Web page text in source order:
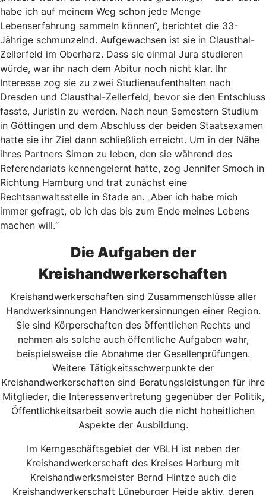
habe ich auf meinem Weg schon jede Menge
Lebenserfahrung sammeln können“, berichtet die 33-
Jährige schmunzelnd. Aufgewachsen ist sie in Clausthal-
Zellerfeld im Oberharz. Dass sie einmal Jura studieren
würde, war ihr nach dem Abitur noch nicht klar. Ihr
Interesse zog sie zu zwei Studienaufenthalten nach
Dresden und Clausthal-Zellerfeld, bevor sie den Entschluss
fasste, Juristin zu werden. Nach neun Semestern Studium
in Göttingen und dem Abschluss der beiden Staatsexamen
hatte sie ihr Ziel dann schließlich erreicht. Um in der Nähe
ihres Partners Simon zu leben, den sie während des
Referendariats kennengelernt hatte, zog Jennifer Smoch in
Richtung Hamburg und trat zunächst eine
Rechtsanwaltsstelle in Stade an. „Aber ich habe mich
immer gefragt, ob ich das bis zum Ende meines Lebens
machen will.“
Die Aufgaben der
Kreishandwerkerschaften
Kreishandwerkerschaften sind Zusammenschlüsse aller
Handwerksinnungen Handwerkersinnungen einer Region.
Sie sind Körperschaften des öffentlichen Rechts und
nehmen als solche auch öffentliche Aufgaben wahr,
beispielsweise die Abnahme der Gesellenprüfungen.
Weitere Tätigkeitsschwerpunkte der
Kreishandwerkerschaften sind Beratungsleistungen für ihre
Mitglieder, die Interessenvertretung gegenüber der Politik,
Öffentlichkeitsarbeit sowie auch die nicht hoheitlichen
Aspekte der Ausbildung.
Im Kerngeschäftsgebiet der VBLH ist neben der
Kreishandwerkerschaft des Kreises Harburg mit
Kreishandwerksmeister Bernd Hintze auch die
Kreishandwerkerschaft Lüneburger Heide aktiv, deren